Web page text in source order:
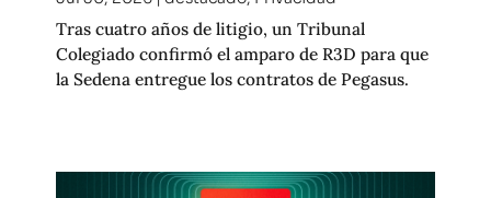
Tras cuatro años de litigio, un Tribunal
Colegiado confirmó el amparo de R3D para que
la Sedena entregue los contratos de Pegasus.